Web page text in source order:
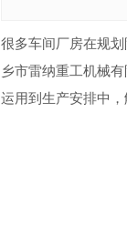
很多车间厂房在规
乡市雷纳重工机械
运用到生产安排中，